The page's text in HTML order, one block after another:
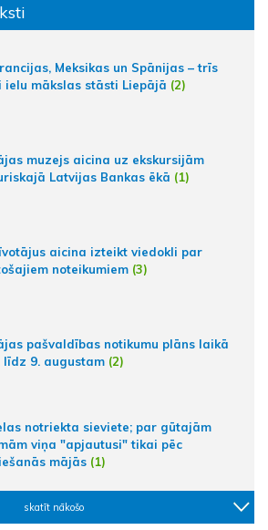
Meksikas un Spānijas – trīs
ielu mākslas stāsti Liepājā (2)
muzejs aicina uz ekskursijām
Latvijas Bankas ēkā (1)
aicina izteikt viedokli par
noteikumiem (3)
pašvaldības notikumu plāns laikā
līdz 9. augustam (2)
notriekta sieviete; par gūtajām
viņa "apjautusi" tikai pēc
mājās (1)
skatīt nākošo